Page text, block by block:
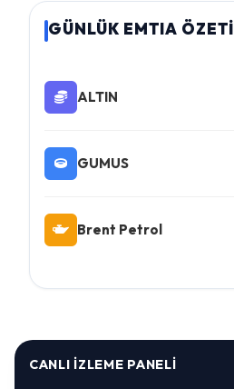
GÜNLÜK EMTIA ÖZETİ
ALTIN
GUMUS
Brent Petrol
CANLI İZLEME PANELI